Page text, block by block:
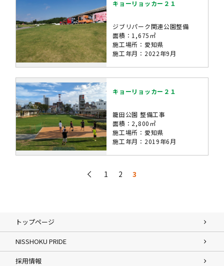
キョーリョッカー２１
ジブリパーク関連公園整備
面積：1,675㎡
施工場所：愛知県
施工年月：2022年9月
キョーリョッカー２１
籠田公園 整備工事
面積：2,800㎡
施工場所：愛知県
施工年月：2019年6月
ー
ジ
送
り
1 2 3
トップページ
NISSHOKU PRIDE
採用情報